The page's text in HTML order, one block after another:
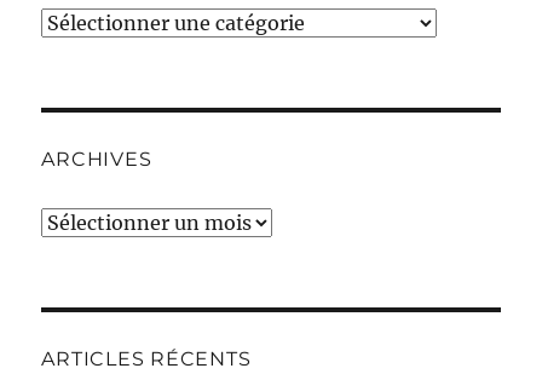
Catégories
ARCHIVES
Archives
ARTICLES RÉCENTS